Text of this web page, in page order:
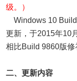
级。）
Windows 10 Build
更新，于2015年10
相比Build 9860版修
二、更新内容